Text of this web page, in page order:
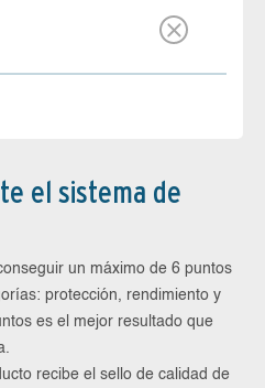
el sistema de
un máximo de 6 puntos
protección, rendimiento y
es el mejor resultado que
recibe el sello de calidad de